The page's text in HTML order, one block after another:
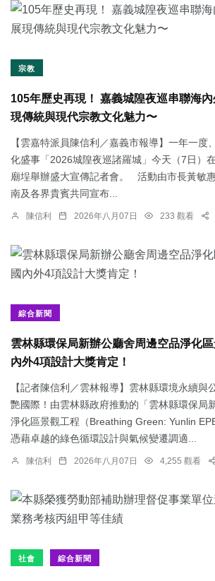
宗教
105年歷史再現！ 嘉義城隍夜巡串聯海
現傳統與現代宗教文化魅力〜
【雲嘉特派員陳信利／嘉義市報導】一年一度
化盛事「2026城隍夜巡諸羅城」今天（7日）
廟埕舉辦盛大宣傳記者會。 活動由市長黃敏
南及各界貴賓共同宣布...
陳信利 2026年八月07日 233 觀看
綜合新聞
雲林縣環保局新辦公廳舍周邊空品淨化
內外4項設計大獎肯定！
【記者陳信利／雲林報導】雲林縣環境永續與
艷國際！由雲林縣政府推動的「雲林縣環保局
淨化區景觀工程（Breathing Green: Yunlin
憑藉卓越的綠色循環設計與氣候變遷調適...
陳信利 2026年八月07日 4,255 觀看
社會 綜合新聞